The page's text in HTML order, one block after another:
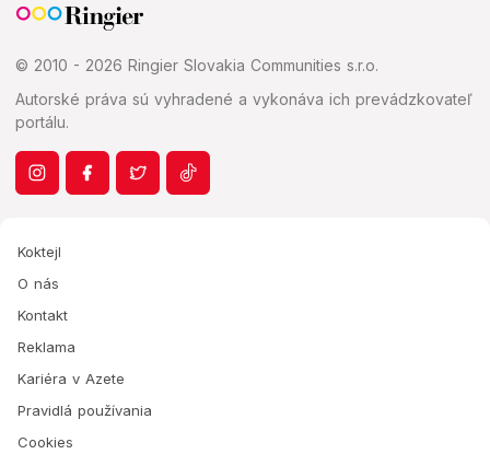
© 2010 - 2026 Ringier Slovakia Communities s.r.o.
Autorské práva sú vyhradené a vykonáva ich prevádzkovateľ
portálu.
Koktejl
O nás
Kontakt
Reklama
Kariéra v Azete
Pravidlá používania
Cookies